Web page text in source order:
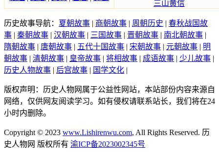
三山黄信
历史故事导航： 夏朝故事 | 商朝故事 | 周朝历史 | 春秋战国故
事 | 秦朝故事 | 汉朝故事 | 三国故事 | 晋朝故事 | 南北朝故事 |
隋朝故事 | 唐朝故事 | 五代十国故事 | 宋朝故事 | 元朝故事 | 明
朝故事 | 清朝故事 | 皇帝故事 | 将相故事 | 成语故事 | 少儿故事 |
历史人物故事 | 后宫故事 | 国学文化 |
版权声明：历史人物网属于公益性网站，本站部份内容来源自
网络，仅供网友阅读学习。如有侵权请联系站长，我们将在24
小时内删除。
Copyright © 2023 www.Lishirenwu.com, All Rights Reserved. 历
史人物网 版权所有 渝ICP备2023002345号